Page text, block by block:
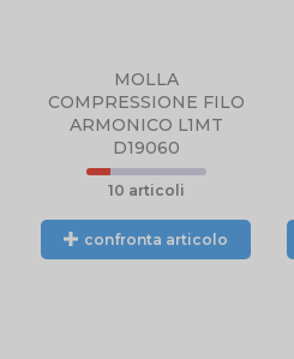
MOLLA
COMPRESSIONE FILO
ARMONICO L1MT
D19060
10 articoli
confronta articolo